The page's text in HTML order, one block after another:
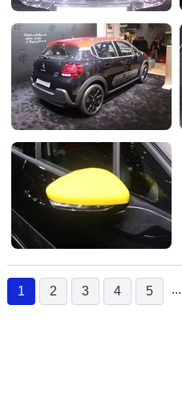
1
(current)
2 3 4 5 ...